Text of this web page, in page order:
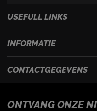
USEFULL LINKS
INFORMATIE
CONTACTGEGEVENS
ONTVANG ONZE